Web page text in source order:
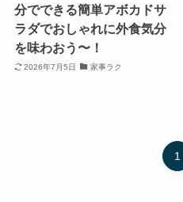
分でできる簡単アボカドサ
ラダでおしゃれに外食気分
を味わおう〜！
2026年7月5日 家事ラク
1